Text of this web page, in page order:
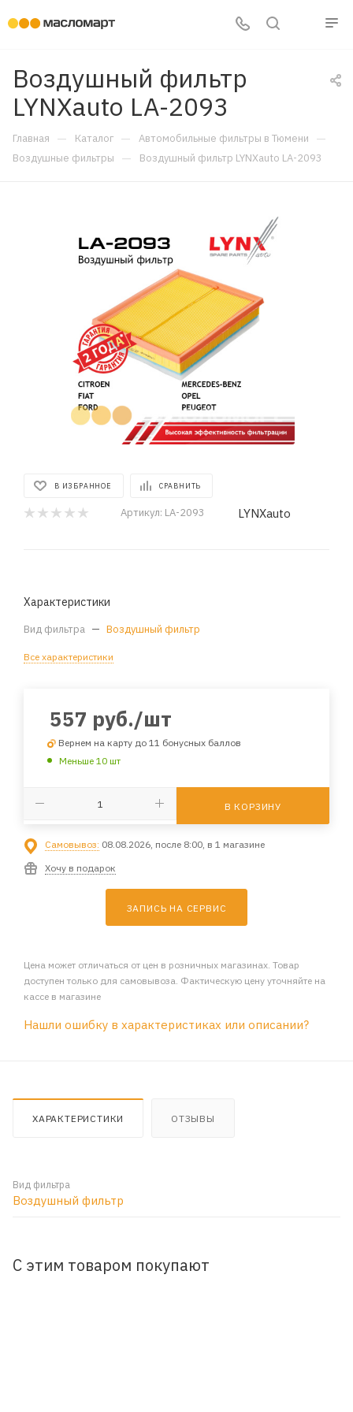
Воздушный фильтр
LYNXauto LA-2093
Главная — Каталог — Автомобильные фильтры в Тюмени —
Воздушные фильтры — Воздушный фильтр LYNXauto LA-2093
В ИЗБРАННОЕ СРАВНИТЬ
Артикул: LA-2093 LYNXauto
Характеристики
Вид фильтра — Воздушный фильтр
Все характеристики
557 руб./шт
Вернем на карту до 11 бонусных баллов
Меньше 10 шт
В КОРЗИНУ
Самовывоз: 08.08.2026, после 8:00, в 1 магазине
Хочу в подарок
ЗАПИСЬ НА СЕРВИС
Цена может отличаться от цен в розничных магазинах. Товар
доступен только для самовывоза. Фактическую цену уточняйте на
кассе в магазине
Нашли ошибку в характеристиках или описании?
ХАРАКТЕРИСТИКИ ОТЗЫВЫ
Вид фильтра
Воздушный фильтр
С этим товаром покупают